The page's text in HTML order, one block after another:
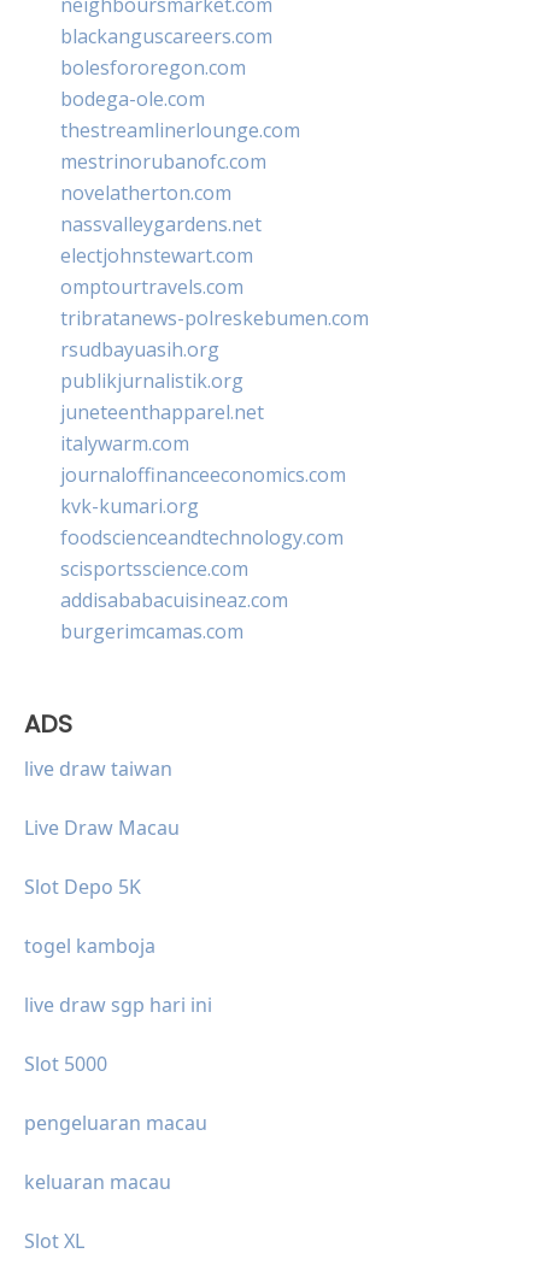
blackanguscareers.com
bolesfororegon.com
bodega-ole.com
thestreamlinerlounge.com
mestrinorubanofc.com
novelatherton.com
nassvalleygardens.net
electjohnstewart.com
omptourtravels.com
tribratanews-polreskebumen.com
rsudbayuasih.org
publikjurnalistik.org
juneteenthapparel.net
italywarm.com
journaloffinanceeconomics.com
kvk-kumari.org
foodscienceandtechnology.com
scisportsscience.com
addisababacuisineaz.com
burgerimcamas.com
ADS
live draw taiwan
Live Draw Macau
Slot Depo 5K
togel kamboja
live draw sgp hari ini
Slot 5000
pengeluaran macau
keluaran macau
Slot XL